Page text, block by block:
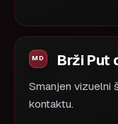
Brži Put
Smanjen vizuelni
kontaktu.